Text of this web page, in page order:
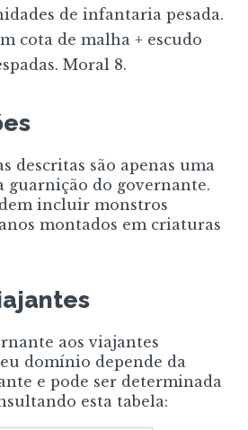
de infantaria pesada.
cota de malha + escudo
Moral 8.
descritas são apenas uma
guarnição do governante.
incluir monstros
montados em criaturas
aos viajantes
domínio depende da
e pode ser determinada
esta tabela: